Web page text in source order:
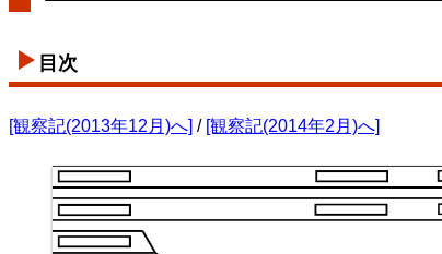
目次
[観察記(2013年12月)へ] / [観察記(2014年2月)へ]